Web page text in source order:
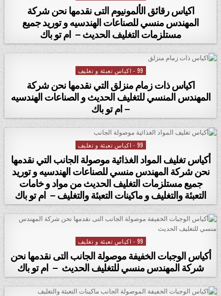
اكياس رقائق الألمونيوم التى نقدمها نحن شركة
المهندس منسي للصناعات الهندسيه و توريد جميع
مستلزمات التغليف الحديث – ام تو باك
Posted in
99 - اكياس تعبئة و تغليف
اكياس ذات زمام منزلق التي نقدمها نحن شركة
المهندس المنسي للتغليف الحديث و الصناعات الهندسيه
– ام تو باك
Posted in
99 - اكياس تعبئة و تغليف
أكياس تغليف المواد الغذائية موصولة الجانب التي نقدمها
نحن شركة المهندس منسي للصناعات الهندسيه و توريد
جميع مستلزمات التغليف الحديث من مواد و خامات
التعبئة والتغليف و ماكينات التعبئة والتغليف – ام تو باك
Posted in
99 - اكياس تعبئة و تغليف
أكياس الوجبات الخفيفة موصولة الجانب التى نقدمها نحن
شركة المهندس منسي للتغليف الحديث – ام تو باك